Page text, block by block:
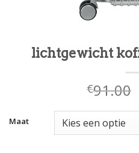
lichtgewicht
€91.00
Maat